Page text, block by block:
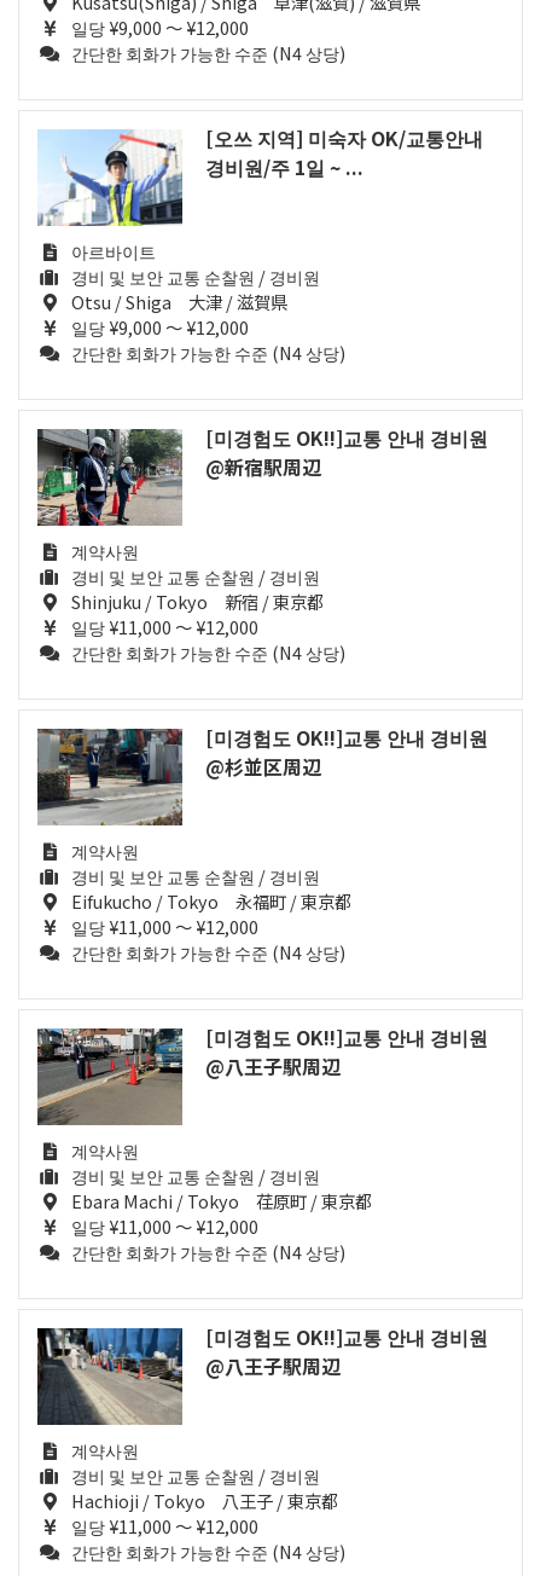
일당 ¥9,000 ～ ¥12,000
간단한 회화가 가능한 수준 (N4 상당)
[오쓰 지역] 미숙자 OK/교통안내
경비원/주 1일 ~ ...
아르바이트
경비 및 보안 교통 순찰원 / 경비원
Otsu / Shiga 大津 / 滋賀県
일당 ¥9,000 ～ ¥12,000
간단한 회화가 가능한 수준 (N4 상당)
[미경험도 OK!!]교통 안내 경비원
@新宿駅周辺
계약사원
경비 및 보안 교통 순찰원 / 경비원
Shinjuku / Tokyo 新宿 / 東京都
일당 ¥11,000 ～ ¥12,000
간단한 회화가 가능한 수준 (N4 상당)
[미경험도 OK!!]교통 안내 경비원
@杉並区周辺
계약사원
경비 및 보안 교통 순찰원 / 경비원
Eifukucho / Tokyo 永福町 / 東京都
일당 ¥11,000 ～ ¥12,000
간단한 회화가 가능한 수준 (N4 상당)
[미경험도 OK!!]교통 안내 경비원
@八王子駅周辺
계약사원
경비 및 보안 교통 순찰원 / 경비원
Ebara Machi / Tokyo 荏原町 / 東京都
일당 ¥11,000 ～ ¥12,000
간단한 회화가 가능한 수준 (N4 상당)
[미경험도 OK!!]교통 안내 경비원
@八王子駅周辺
계약사원
경비 및 보안 교통 순찰원 / 경비원
Hachioji / Tokyo 八王子 / 東京都
일당 ¥11,000 ～ ¥12,000
간단한 회화가 가능한 수준 (N4 상당)